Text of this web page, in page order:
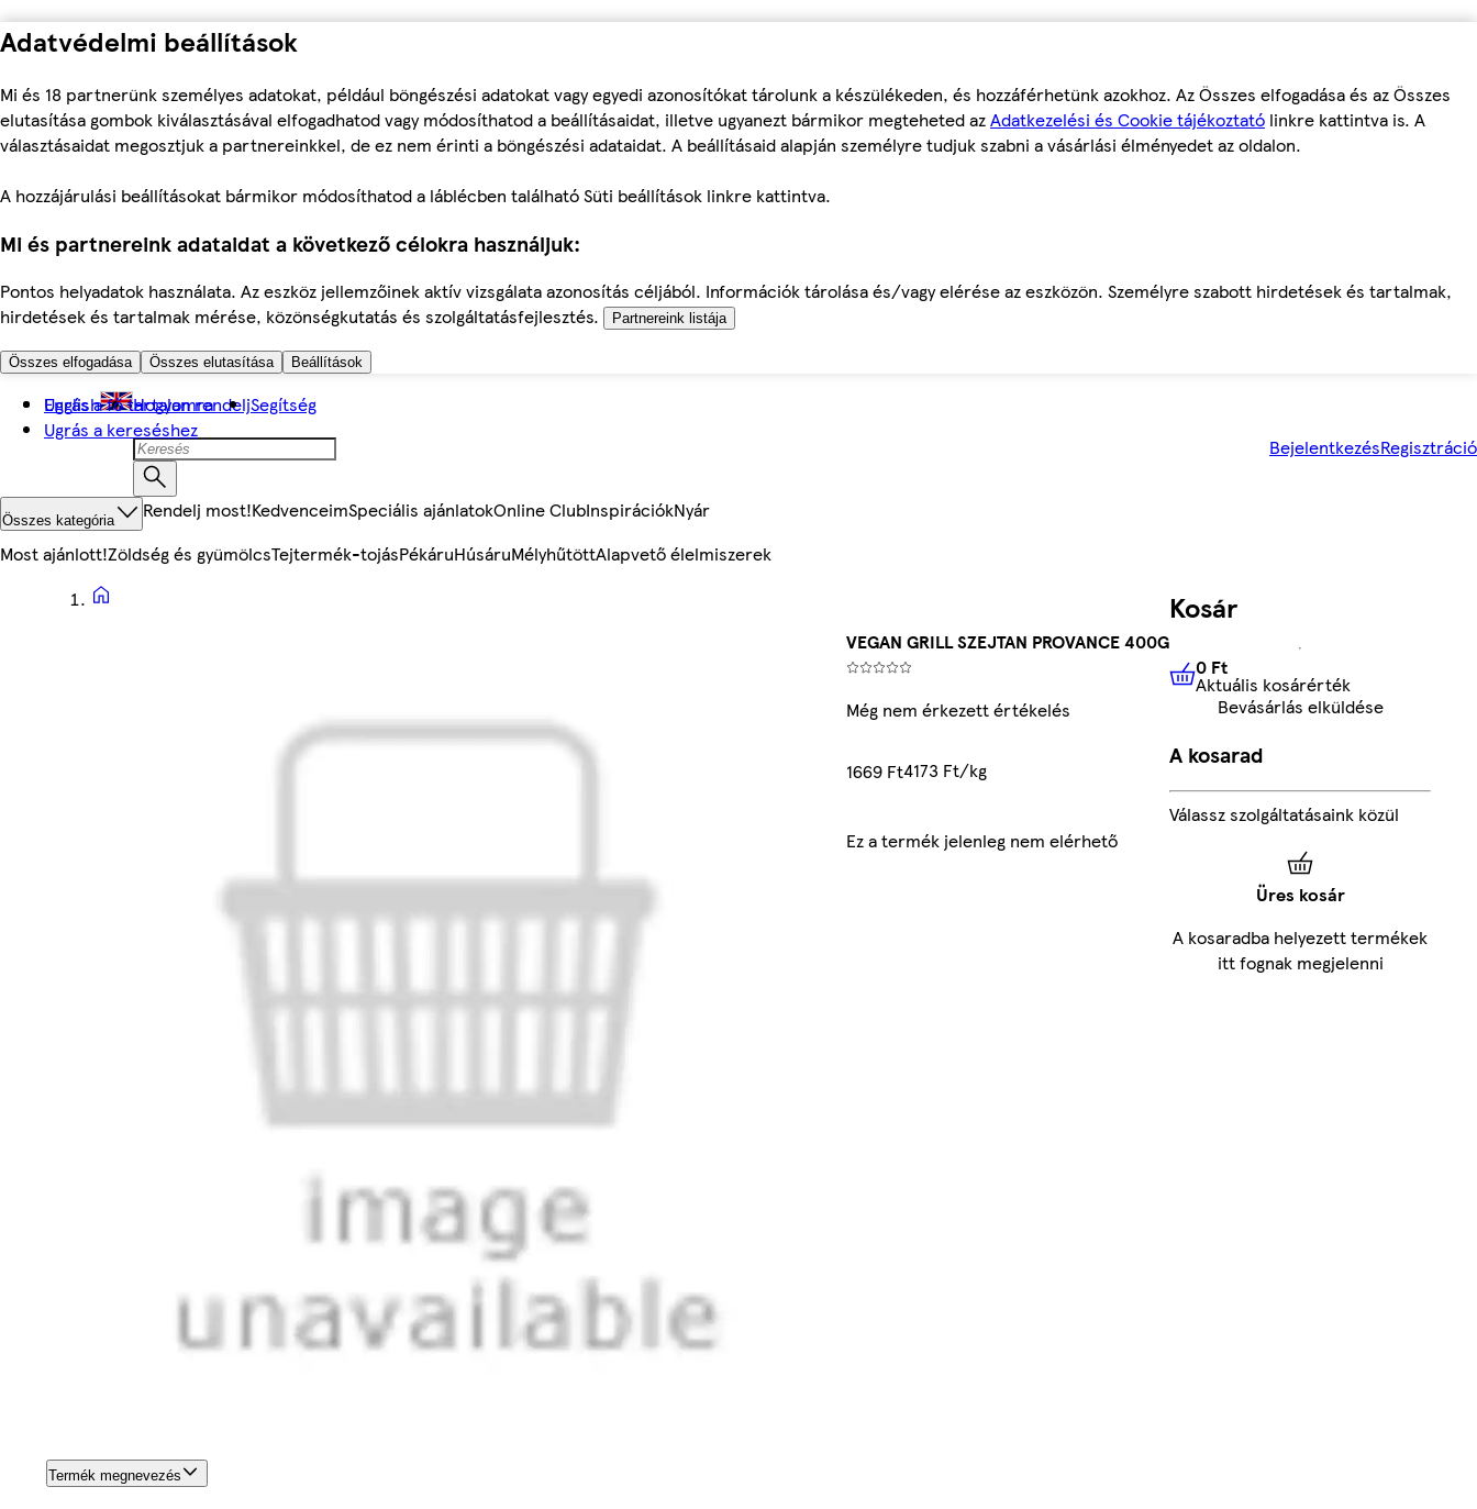
Adatvédelmi beállítások
Mi és 18 partnerünk személyes adatokat, például böngészési adatokat vagy egyedi azonosítókat tárolunk a készülékeden, és hozzáférhetünk azokhoz. Az Összes elfogadása és az Összes
elutasítása gombok kiválasztásával elfogadhatod vagy módosíthatod a beállításaidat, illetve ugyanezt bármikor megteheted azAdatkezelési és Cookie tájékoztató linkre kattintva is. A
választásaidat megosztjuk a partnereinkkel, de ez nem érinti a böngészési adataidat. A beállításaid alapján személyre tudjuk szabni a vásárlási élményedet az oldalon.
A hozzájárulási beállításokat bármikor módosíthatod a láblécben található Süti beállítások linkre kattintva.
Mi és partnereink adataidat a következő célokra használjuk:
Pontos helyadatok használata. Az eszköz jellemzőinek aktív vizsgálata azonosítás céljából. Információk tárolása és/vagy elérése az eszközön. Személyre szabott hirdetések és tartalmak,
hirdetések és tartalmak mérése, közönségkutatás és szolgáltatásfejlesztés.
Partnereink listája
Összes elfogadása Összes elutasítása Beállítások
Ugrás a fő tartalomra
Ugrás a kereséshez
English Hogyan rendeljSegítség
BejelentkezésRegisztráció
Összes kategória Rendelj most!KedvenceimSpeciális ajánlatokOnline ClubInspirációkNyár
Most ajánlott!Zöldség és gyümölcsTejtermék-tojásPékáruHúsáruMélyhűtöttAlapvető élelmiszerek
VEGAN GRILL SZEJTAN PROVANCE 400G
Még nem érkezett értékelés
1669 Ft4173 Ft/kg
Ez a termék jelenleg nem elérhető
Termék megnevezés
Kosár
0 FtAktuális kosárérték
0 Ft
Aktuális kosárérték
Bevásárlás elküldése
A kosarad
Válassz szolgáltatásaink közül
Üres kosár
A kosaradba helyezett termékek
itt fognak megjelenni